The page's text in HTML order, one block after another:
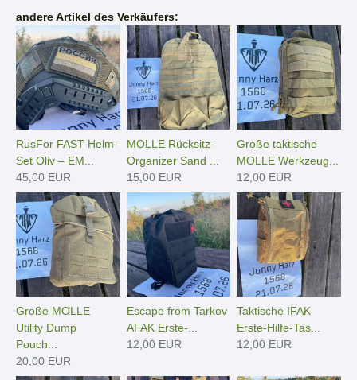
andere Artikel des Verkäufers:
RusFor FAST Helm-
Set Oliv – EM...
45,00 EUR
MOLLE Rücksitz-
Organizer Sand ...
15,00 EUR
Große taktische
MOLLE Werkzeug...
12,00 EUR
Große MOLLE
Utility Dump
Pouch...
20,00 EUR
Escape from Tarkov
AFAK Erste-...
12,00 EUR
Taktische IFAK
Erste-Hilfe-Tas...
12,00 EUR